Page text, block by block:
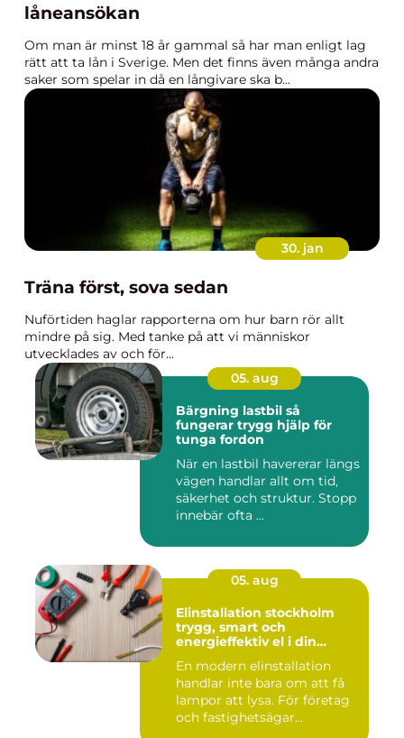
låneansökan
Om man är minst 18 år gammal så har man enligt lag
rätt att ta lån i Sverige. Men det finns även många andra
saker som spelar in då en långivare ska b...
30. jan
Träna först, sova sedan
Nuförtiden haglar rapporterna om hur barn rör allt
mindre på sig. Med tanke på att vi människor
utvecklades av och för...
05. aug
Bärgning lastbil så
fungerar trygg hjälp för
tunga fordon
När en lastbil havererar längs
vägen handlar allt om tid,
säkerhet och struktur. Stopp
innebär ofta ...
05. aug
Elinstallation stockholm
trygg, smart och
energieffektiv el i din
En modern elinstallation
handlar inte bara om att få
lampor att lysa. För företag
och fastighetsägar...